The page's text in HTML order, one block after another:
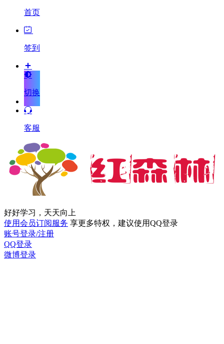
首页
签到
切换
客服
好好学习，天天向上
使用会员订阅服务 享更多特权，建议使用QQ登录
账号登录/注册
QQ登录
微博登录